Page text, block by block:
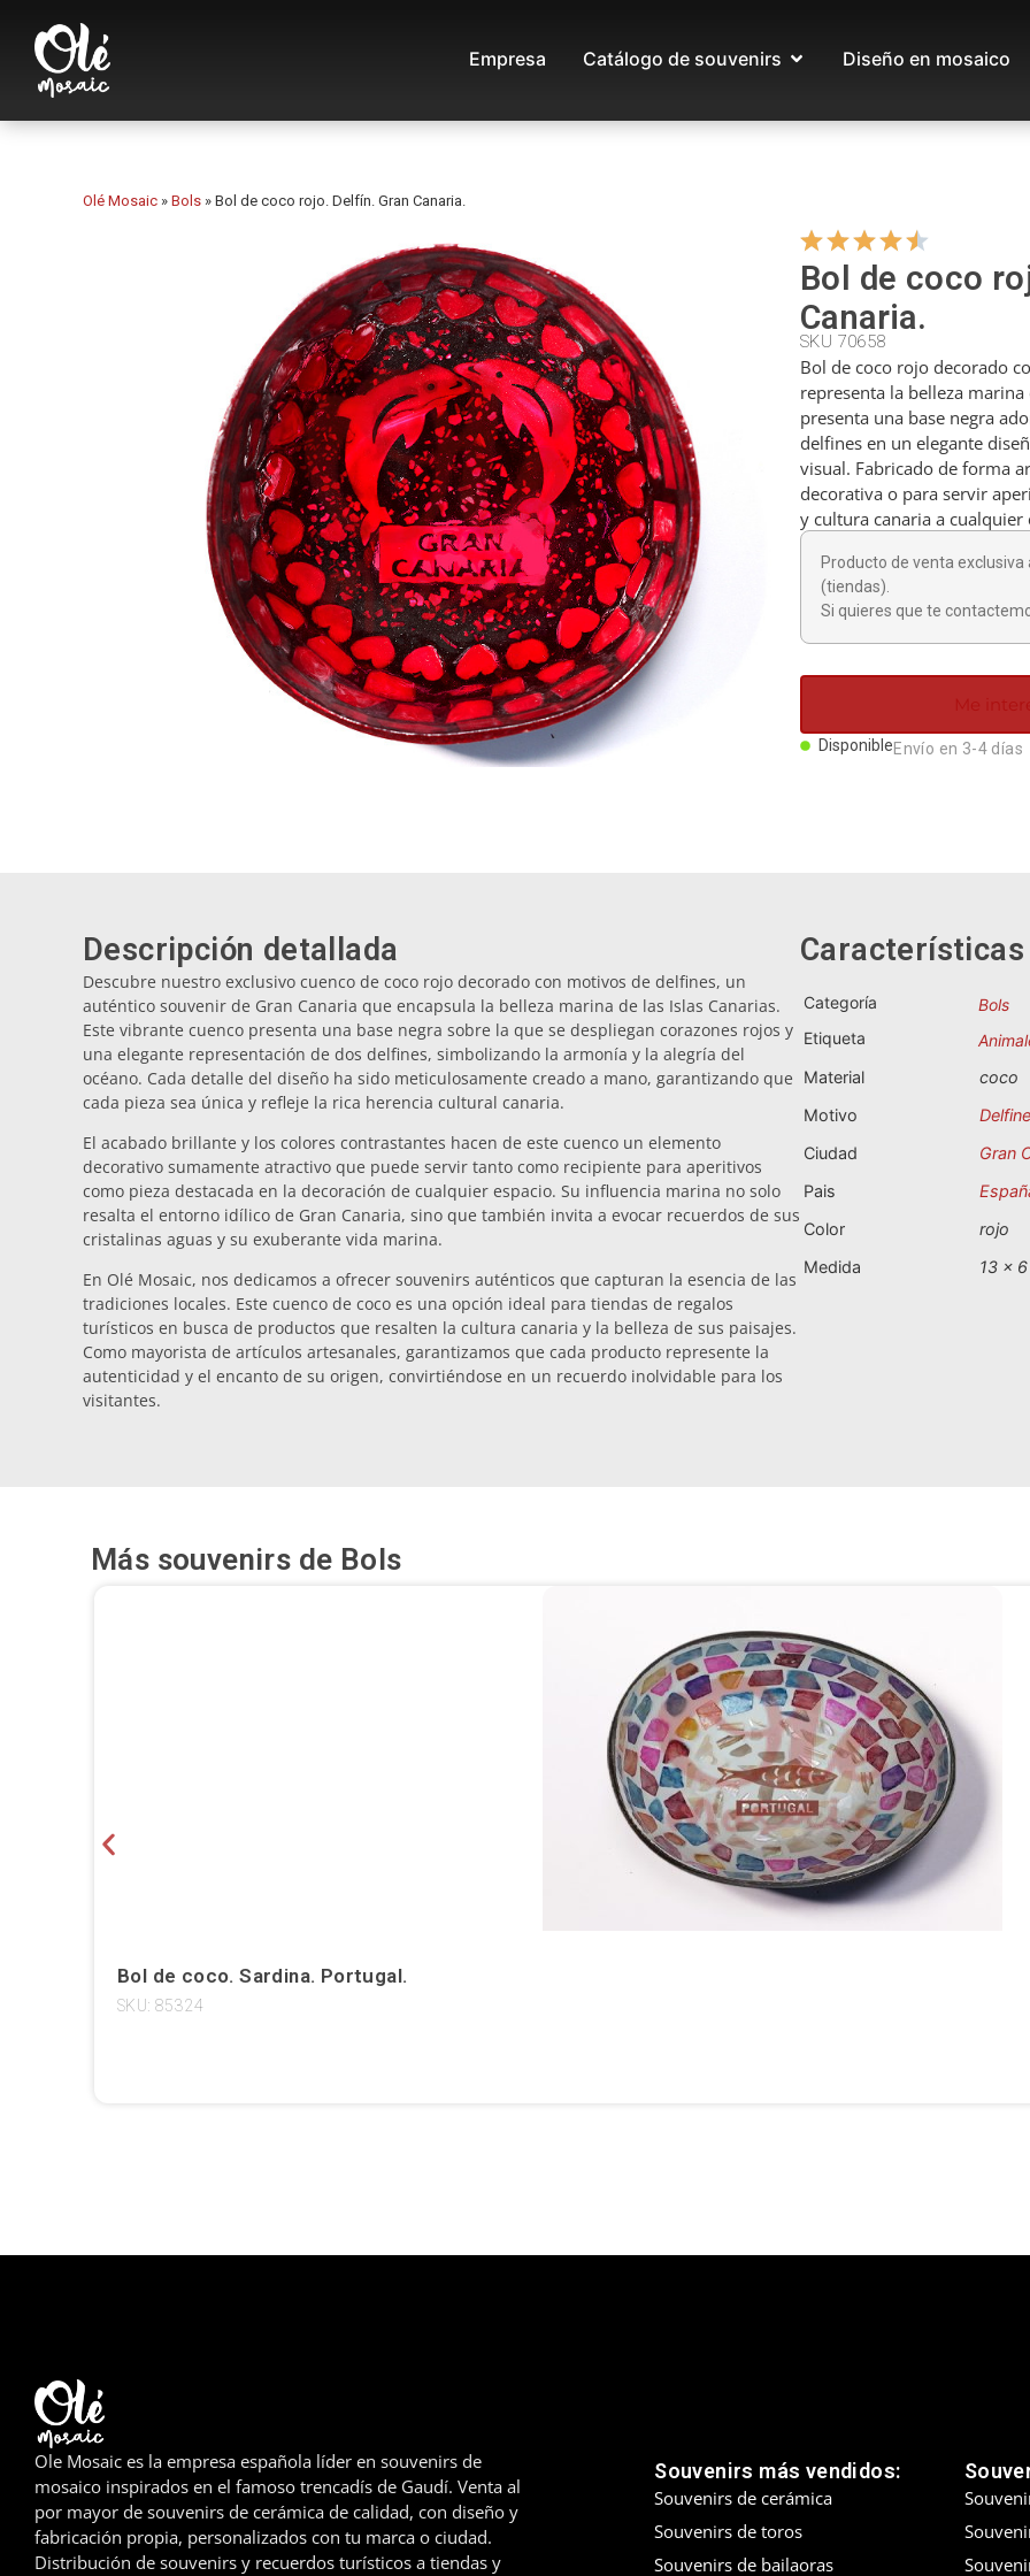
Empresa Catálogo de souvenirs Diseño en mosaico
Olé Mosaic » Bols » Bol de coco rojo. Delfín. Gran Canaria.
Bol de coco
Canaria.
SKU 70658
Bol de coco rojo decorado
representa la belleza
presenta una base negra
delfines en un elegante
visual. Fabricado de forma
decorativa o para servir
y cultura canaria a cualquier
Producto de venta exclusiva
(tiendas).
Si quieres que te
Me
DisponibleEnvío en 3-4 días
Descripción detallada
Descubre nuestro exclusivo cuenco de coco rojo decorado con motivos de delfines, un
auténtico souvenir de Gran Canaria que encapsula la belleza marina de las Islas Canarias.
Este vibrante cuenco presenta una base negra sobre la que se despliegan corazones rojos y
una elegante representación de dos delfines, simbolizando la armonía y la alegría del
océano. Cada detalle del diseño ha sido meticulosamente creado a mano, garantizando que
cada pieza sea única y refleje la rica herencia cultural canaria.
El acabado brillante y los colores contrastantes hacen de este cuenco un elemento
decorativo sumamente atractivo que puede servir tanto como recipiente para aperitivos
como pieza destacada en la decoración de cualquier espacio. Su influencia marina no solo
resalta el entorno idílico de Gran Canaria, sino que también invita a evocar recuerdos de sus
cristalinas aguas y su exuberante vida marina.
En Olé Mosaic, nos dedicamos a ofrecer souvenirs auténticos que capturan la esencia de las
tradiciones locales. Este cuenco de coco es una opción ideal para tiendas de regalos
turísticos en busca de productos que resalten la cultura canaria y la belleza de sus paisajes.
Como mayorista de artículos artesanales, garantizamos que cada producto represente la
autenticidad y el encanto de su origen, convirtiéndose en un recuerdo inolvidable para los
visitantes.
Características
Categoría
Bols
Etiqueta
Material
coco
Motivo
Ciudad
Gran
Pais
Color
rojo
Medida
13 x
Más souvenirs de Bols
Bol de coco. Sardina. Portugal.
SKU: 85324
Ole Mosaic es la empresa española líder en souvenirs de
mosaico inspirados en el famoso trencadís de Gaudí. Venta al
por mayor de souvenirs de cerámica de calidad, con diseño y
fabricación propia, personalizados con tu marca o ciudad.
Distribución de souvenirs y recuerdos turísticos a tiendas y
Souvenirs más vendidos:
Souvenirs de cerámica
Souvenirs de toros
Souvenirs de bailaoras